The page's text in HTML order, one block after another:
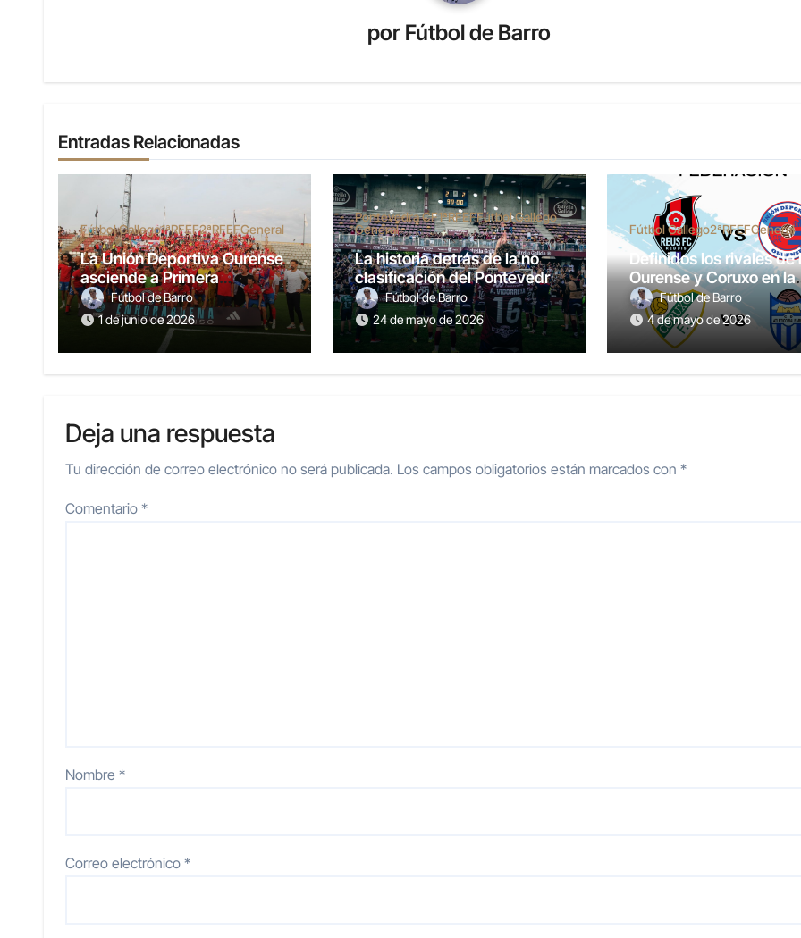
por Fútbol de Barro
Entradas Relacionadas
Fútbol Gallego1ªRFEF2ªRFEFGeneral
La Unión Deportiva Ourense
asciende a Primera
Federación
Fútbol de Barro
1 de junio de 2026
Pontevedra CF1ªRFEFFútbol Gallego
General
La historia detrás de la no
clasificación del Pontevedra
al play-off
Fútbol de Barro
24 de mayo de 2026
Fútbol Gallego2ªRFEFGeneral
Definidos los rivales de
Ourense y Coruxo en la
primera ronda del
Fútbol de Barro
4 de mayo de 2026
Deja una respuesta
Tu dirección de correo electrónico no será publicada. Los campos obligatorios están marcados con *
Comentario *
Nombre *
Correo electrónico *